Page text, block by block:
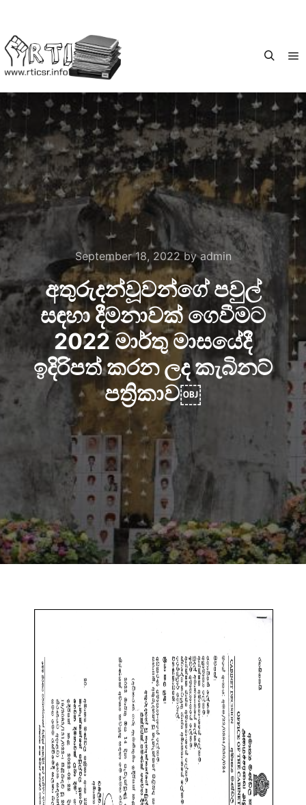
September 18, 2022byadmin
අතුරුදන්වූවන්ගේ පවුල්
සඳහා දීමනාවක් ගෙවීමට
2022 මාර්තු මාසයේදී
ඉදිරිපත් කරන ලද කැබිනට්
පත්‍රිකාව￼